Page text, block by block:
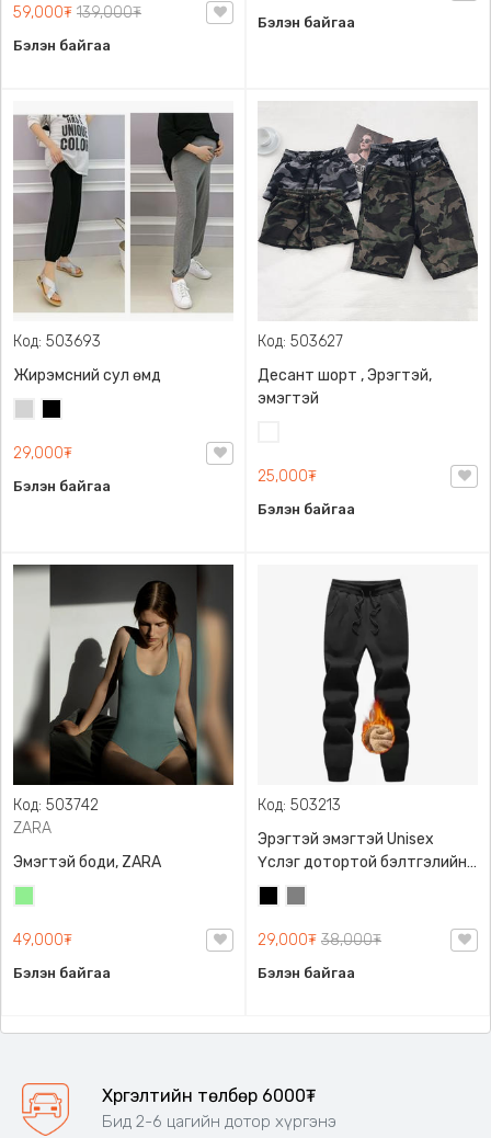
59,000₮ 139,000₮
Бэлэн байгаа
Бэлэн байгаа
Код: 503693
Жирэмсний сул өмд
29,000₮
Бэлэн байгаа
Код: 503627
Десант шорт , Эрэгтэй,
эмэгтэй
25,000₮
Бэлэн байгаа
Код: 503742
ZARA
Эмэгтэй боди, ZARA
49,000₮
Бэлэн байгаа
Код: 503213
Эрэгтэй эмэгтэй Unisex
Үслэг дотортой бэлтгэлийн
өмд,
29,000₮ 38,000₮
Бэлэн байгаа
Хүргэлтийн төлбөр 6000₮
Бид 2-6 цагийн дотор хүргэнэ